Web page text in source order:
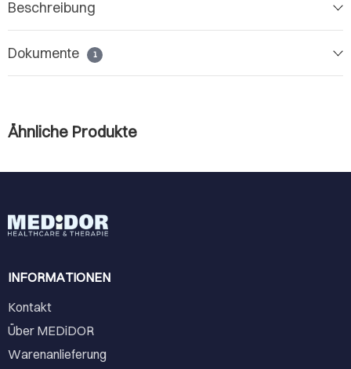
Beschreibung
Dokumente 1
Ähnliche Produkte
INFORMATIONEN
Kontakt
Über MEDiDOR
Warenanlieferung